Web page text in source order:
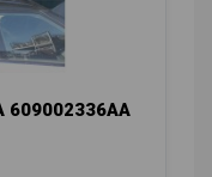
609002336AA